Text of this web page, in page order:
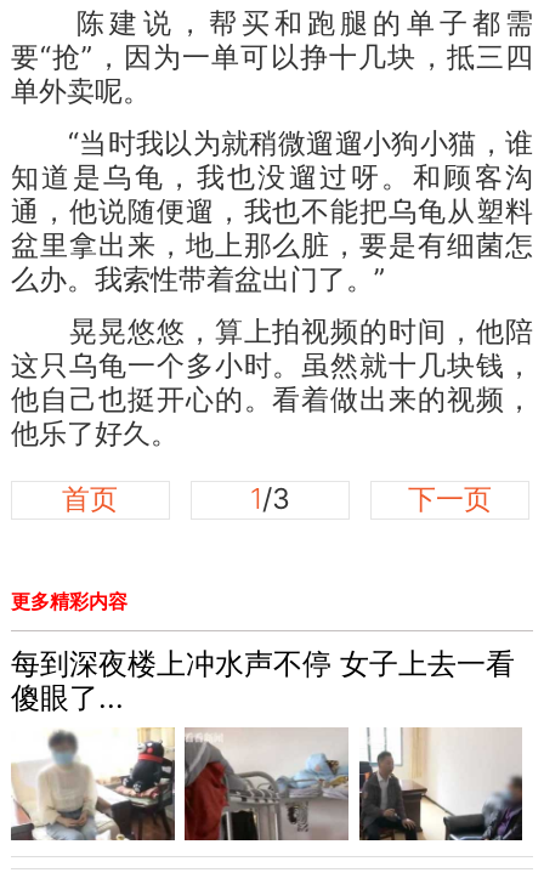
陈建说，帮买和跑腿的单子都需
要“抢”，因为一单可以挣十几块，抵三四
单外卖呢。
“当时我以为就稍微遛遛小狗小猫，谁
知道是乌龟，我也没遛过呀。和顾客沟
通，他说随便遛，我也不能把乌龟从塑料
盆里拿出来，地上那么脏，要是有细菌怎
么办。我索性带着盆出门了。”
晃晃悠悠，算上拍视频的时间，他陪
这只乌龟一个多小时。虽然就十几块钱，
他自己也挺开心的。看着做出来的视频，
他乐了好久。
首页
1/3 下一页
更多精彩内容
每到深夜楼上冲水声不停 女子上去一看
傻眼了...